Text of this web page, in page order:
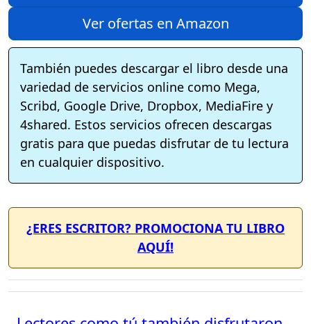
Ver ofertas en Amazon
También puedes descargar el libro desde una
variedad de servicios online como Mega,
Scribd, Google Drive, Dropbox, MediaFire y
4shared. Estos servicios ofrecen descargas
gratis para que puedas disfrutar de tu lectura
en cualquier dispositivo.
¿ERES ESCRITOR? PROMOCIONA TU LIBRO
AQUÍ!